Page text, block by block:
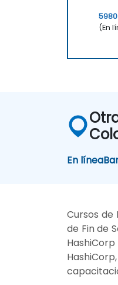
5980
(En
En línea
Cursos de
de Fin de